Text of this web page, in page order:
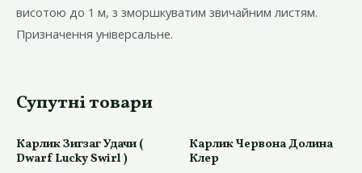
висотою до 1 м, з зморшкуватим звичайним листям.
Призначення універсальне.
Супутні товари
Карлик Зигзаг Удачи (
Dwarf Lucky Swirl )
Карлик Червона Долина
Клер